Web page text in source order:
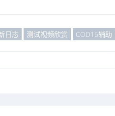
日志 测试视频欣赏 COD16辅助